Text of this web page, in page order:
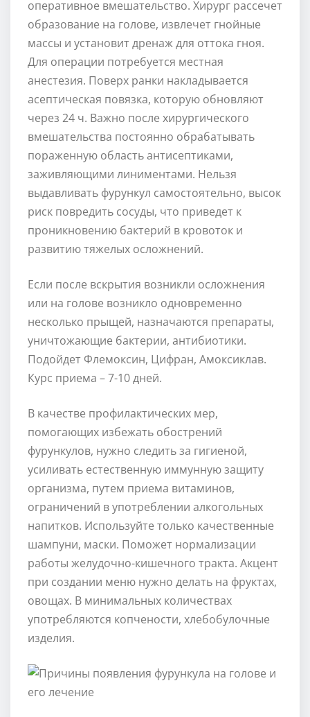
оперативное вмешательство. Хирург рассечет
образование на голове, извлечет гнойные
массы и установит дренаж для оттока гноя.
Для операции потребуется местная
анестезия. Поверх ранки накладывается
асептическая повязка, которую обновляют
через 24 ч. Важно после хирургического
вмешательства постоянно обрабатывать
пораженную область антисептиками,
заживляющими линиментами. Нельзя
выдавливать фурункул самостоятельно, высок
риск повредить сосуды, что приведет к
проникновению бактерий в кровоток и
развитию тяжелых осложнений.
Если после вскрытия возникли осложнения
или на голове возникло одновременно
несколько прыщей, назначаются препараты,
уничтожающие бактерии, антибиотики.
Подойдет Флемоксин, Цифран, Амоксиклав.
Курс приема – 7-10 дней.
В качестве профилактических мер,
помогающих избежать обострений
фурункулов, нужно следить за гигиеной,
усиливать естественную иммунную защиту
организма, путем приема витаминов,
ограничений в употреблении алкогольных
напитков. Используйте только качественные
шампуни, маски. Поможет нормализации
работы желудочно-кишечного тракта. Акцент
при создании меню нужно делать на фруктах,
овощах. В минимальных количествах
употребляются копчености, хлебобулочные
изделия.